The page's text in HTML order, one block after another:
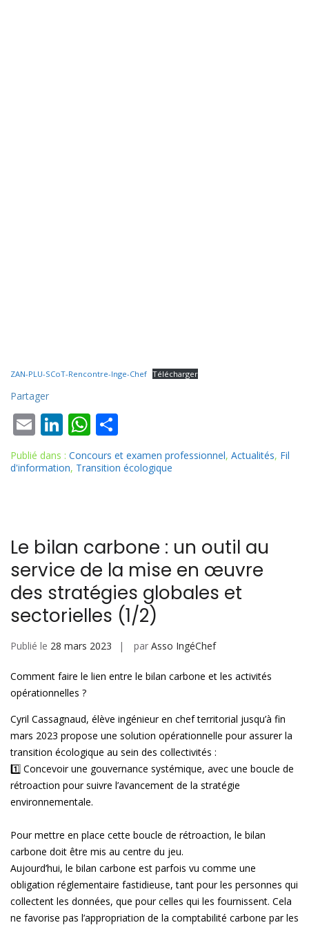
ZAN-PLU-SCoT-Rencontre-Inge-Chef Télécharger
Partager
E
m
ai
Li
n
k
W
h
at
p
ar
ta
Publié dans : Concours et examen professionnel, Actualités, Fil
d'information, Transition écologique
Le bilan carbone : un outil au
service de la mise en œuvre
des stratégies globales et
sectorielles (1/2)
Publié le 28 mars 2023 par Asso IngéChef
Comment faire le lien entre le bilan carbone et les activités
opérationnelles ?
Cyril Cassagnaud, élève ingénieur en chef territorial jusqu’à fin
mars 2023 propose une solution opérationnelle pour assurer la
transition écologique au sein des collectivités :
1️⃣ Concevoir une gouvernance systémique, avec une boucle de
rétroaction pour suivre l’avancement de la stratégie
environnementale.
Pour mettre en place cette boucle de rétroaction, le bilan
carbone doit être mis au centre du jeu.
Aujourd’hui, le bilan carbone est parfois vu comme une
obligation réglementaire fastidieuse, tant pour les personnes qui
collectent les données, que pour celles qui les fournissent. Cela
ne favorise pas l’appropriation de la comptabilité carbone par les